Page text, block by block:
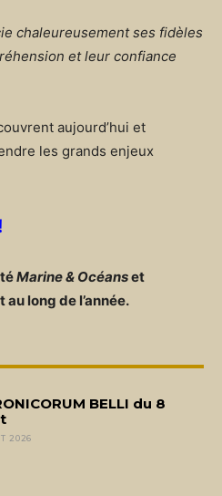
chaleureusement ses fidèles
et leur confiance
aujourd’hui et
les grands enjeux
Marine & Océanset
long de l’année.
BELLI du 8
2026